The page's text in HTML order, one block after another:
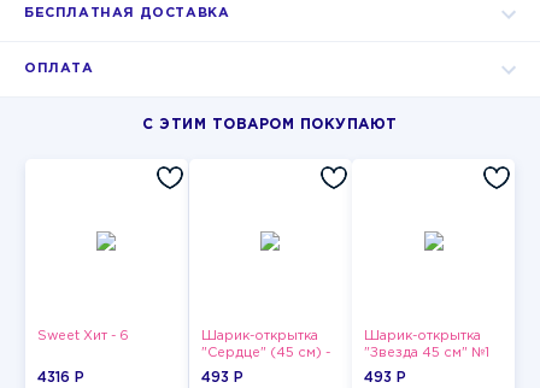
БЕСПЛАТНАЯ ДОСТАВКА
ОПЛАТА
С ЭТИМ ТОВАРОМ ПОКУПАЮТ
Sweet Хит - 6
4316 P
Шарик-открытка
"Сердце" (45 см) -
2
493 P
Шарик-открытка
"Звезда 45 см" №1
493 P